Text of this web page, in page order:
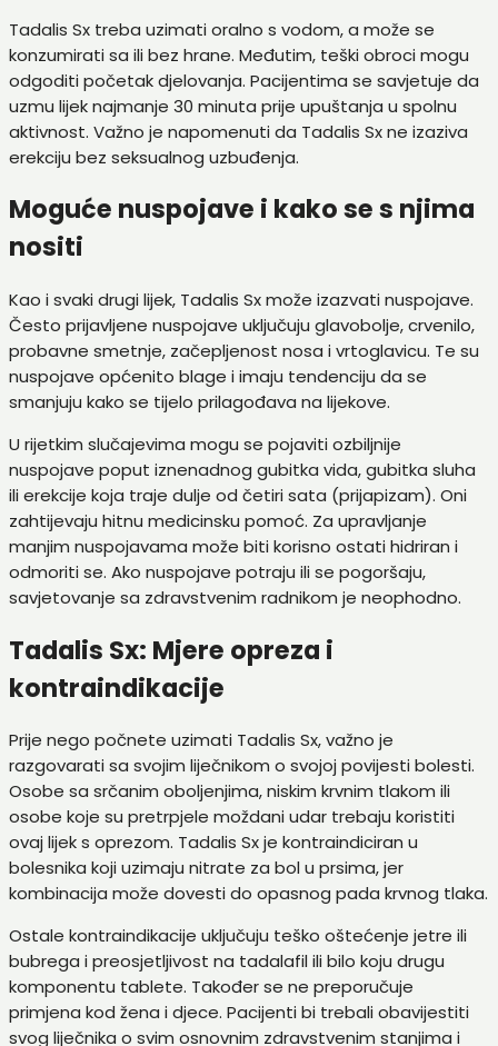
Tadalis Sx treba uzimati oralno s vodom, a može se
konzumirati sa ili bez hrane. Međutim, teški obroci mogu
odgoditi početak djelovanja. Pacijentima se savjetuje da
uzmu lijek najmanje 30 minuta prije upuštanja u spolnu
aktivnost. Važno je napomenuti da Tadalis Sx ne izaziva
erekciju bez seksualnog uzbuđenja.
Moguće nuspojave i kako se s njima
nositi
Kao i svaki drugi lijek, Tadalis Sx može izazvati nuspojave.
Često prijavljene nuspojave uključuju glavobolje, crvenilo,
probavne smetnje, začepljenost nosa i vrtoglavicu. Te su
nuspojave općenito blage i imaju tendenciju da se
smanjuju kako se tijelo prilagođava na lijekove.
U rijetkim slučajevima mogu se pojaviti ozbiljnije
nuspojave poput iznenadnog gubitka vida, gubitka sluha
ili erekcije koja traje dulje od četiri sata (prijapizam). Oni
zahtijevaju hitnu medicinsku pomoć. Za upravljanje
manjim nuspojavama može biti korisno ostati hidriran i
odmoriti se. Ako nuspojave potraju ili se pogoršaju,
savjetovanje sa zdravstvenim radnikom je neophodno.
Tadalis Sx: Mjere opreza i
kontraindikacije
Prije nego počnete uzimati Tadalis Sx, važno je
razgovarati sa svojim liječnikom o svojoj povijesti bolesti.
Osobe sa srčanim oboljenjima, niskim krvnim tlakom ili
osobe koje su pretrpjele moždani udar trebaju koristiti
ovaj lijek s oprezom. Tadalis Sx je kontraindiciran u
bolesnika koji uzimaju nitrate za bol u prsima, jer
kombinacija može dovesti do opasnog pada krvnog tlaka.
Ostale kontraindikacije uključuju teško oštećenje jetre ili
bubrega i preosjetljivost na tadalafil ili bilo koju drugu
komponentu tablete. Također se ne preporučuje
primjena kod žena i djece. Pacijenti bi trebali obavijestiti
svog liječnika o svim osnovnim zdravstvenim stanjima i